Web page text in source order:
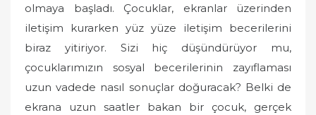
olmaya başladı. Çocuklar, ekranlar üzerinden
iletişim kurarken yüz yüze iletişim becerilerini
biraz yitiriyor. Sizi hiç düşündürüyor mu,
çocuklarımızın sosyal becerilerinin zayıflaması
uzun vadede nasıl sonuçlar doğuracak? Belki de
ekrana uzun saatler bakan bir çocuk, gerçek